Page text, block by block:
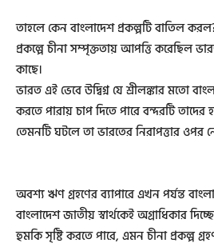
তাহলে কেন বাংলাদেশ প্রকল্পটি বাতিল
প্রকল্পে চীনা সম্পৃক্ততায় আপত্তি করেছিল
কাছে।
ভারত এই ভেবে উদ্বিগ্ন যে শ্রীলঙ্কার মতো
করতে পারায় চাপ দিতে পারে বন্দরটি
তেমনটি ঘটলে তা ভারতের নিরাপত্তার ওপর
অবশ্য ঋণ গ্রহণের ব্যাপারে এখন পর্যন্ত
বাংলাদেশ জাতীয় স্বার্থকেই অগ্রাধিকার
হুমকি সৃষ্টি করতে পারে, এমন চীনা প্রকল্প